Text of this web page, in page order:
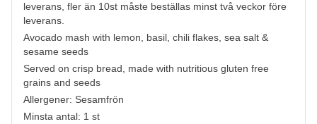
leverans, fler än 10st måste beställas minst två veckor före
leverans.
Avocado mash with lemon, basil, chili flakes, sea salt &
sesame seeds
Served on crisp bread, made with nutritious gluten free
grains and seeds
Allergener: Sesamfrön
Minsta antal: 1 st